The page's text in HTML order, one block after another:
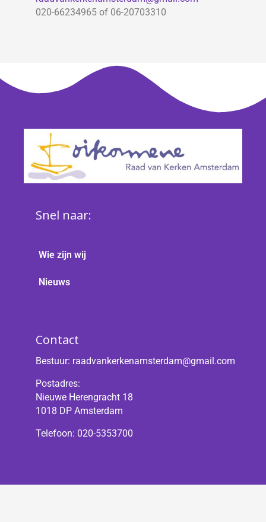
020-66234965 of 06-20703310
Snel naar:
Wie zijn wij
Nieuws
Contact
Bestuur: raadvankerkenamsterdam@gmail.com
Postadres:
Nieuwe Herengracht 18
1018 DP Amsterdam
Telefoon: 020-5353700